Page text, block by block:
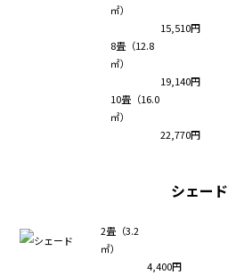
㎡）
15,510円
8畳（12.8
㎡）
19,140円
10畳（16.0
㎡）
22,770円
シェード
2畳（3.2
㎡）
4,400円